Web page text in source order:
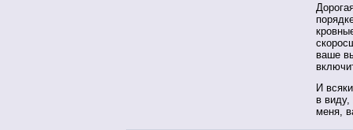
ваше
И
в виду,
меня,